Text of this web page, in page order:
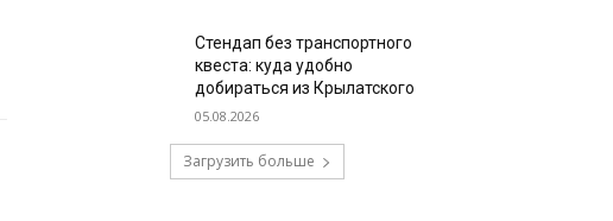
Стендап без транспортного
квеста: куда удобно
добираться из Крылатского
05.08.2026
Загрузить больше